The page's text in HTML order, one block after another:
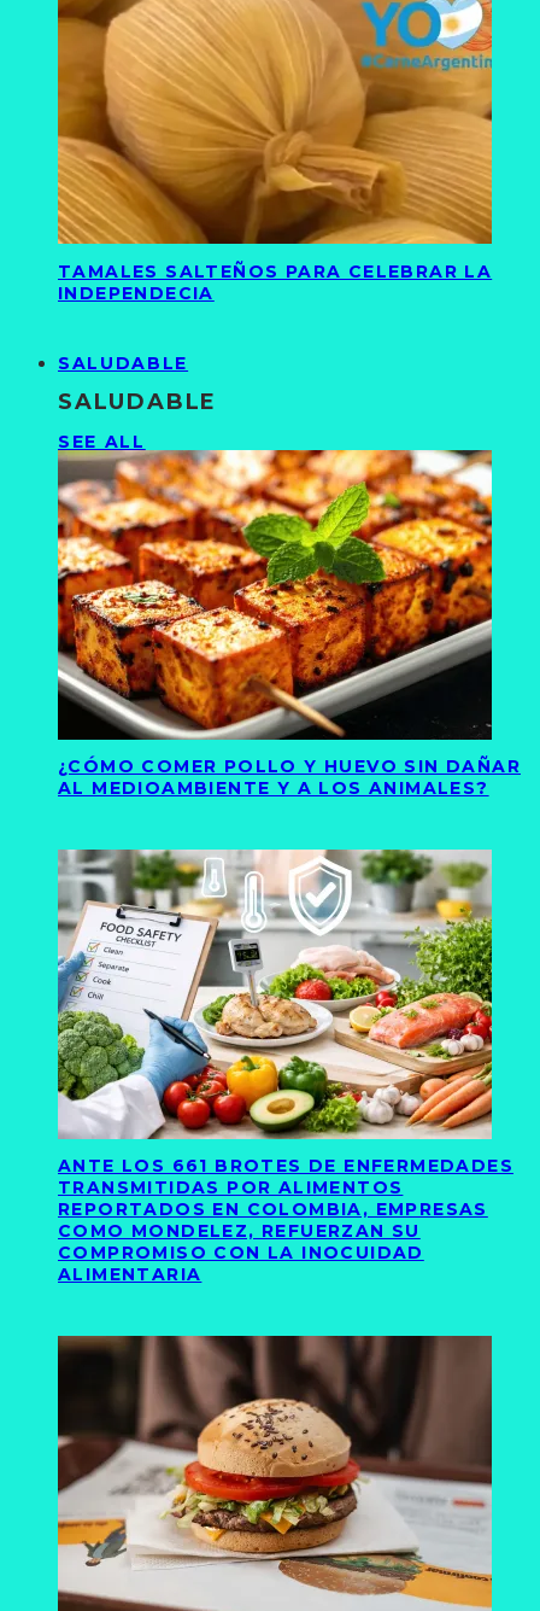
TAMALES SALTEÑOS PARA CELEBRAR LA
INDEPENDECIA
SALUDABLE
SALUDABLE
SEE ALL
¿CÓMO COMER POLLO Y HUEVO SIN DAÑAR
AL MEDIOAMBIENTE Y A LOS ANIMALES?
ANTE LOS 661 BROTES DE ENFERMEDADES
TRANSMITIDAS POR ALIMENTOS
REPORTADOS EN COLOMBIA, EMPRESAS
COMO MONDELEZ, REFUERZAN SU
COMPROMISO CON LA INOCUIDAD
ALIMENTARIA